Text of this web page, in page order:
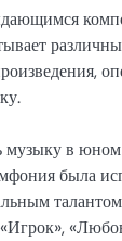
музыку в
была